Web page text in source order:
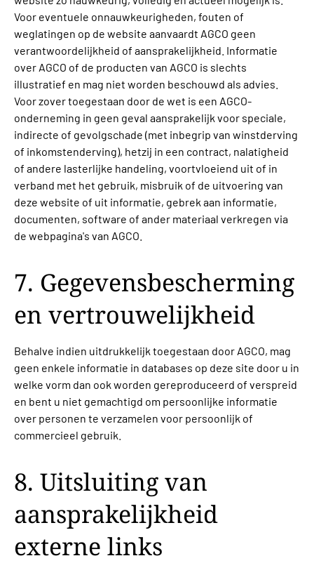
Voor eventuele onnauwkeurigheden, fouten of
weglatingen op de website aanvaardt AGCO geen
verantwoordelijkheid of aansprakelijkheid. Informatie
over AGCO of de producten van AGCO is slechts
illustratief en mag niet worden beschouwd als advies.
Voor zover toegestaan door de wet is een AGCO-
onderneming in geen geval aansprakelijk voor speciale,
indirecte of gevolgschade (met inbegrip van winstderving
of inkomstenderving), hetzij in een contract, nalatigheid
of andere lasterlijke handeling, voortvloeiend uit of in
verband met het gebruik, misbruik of de uitvoering van
deze website of uit informatie, gebrek aan informatie,
documenten, software of ander materiaal verkregen via
de webpagina's van AGCO.
7. Gegevensbescherming
en vertrouwelijkheid
Behalve indien uitdrukkelijk toegestaan door AGCO, mag
geen enkele informatie in databases op deze site door u in
welke vorm dan ook worden gereproduceerd of verspreid
en bent u niet gemachtigd om persoonlijke informatie
over personen te verzamelen voor persoonlijk of
commercieel gebruik.
8. Uitsluiting van
aansprakelijkheid
externe links